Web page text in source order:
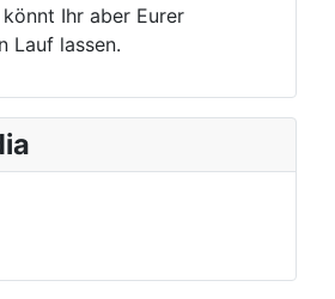
Ihr aber Eurer
Lauf lassen.